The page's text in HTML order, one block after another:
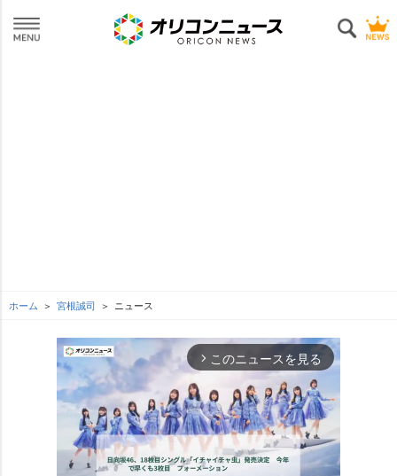
ホーム 宮根誠司 ニュース
arrow_forward_ios このニュースを見る